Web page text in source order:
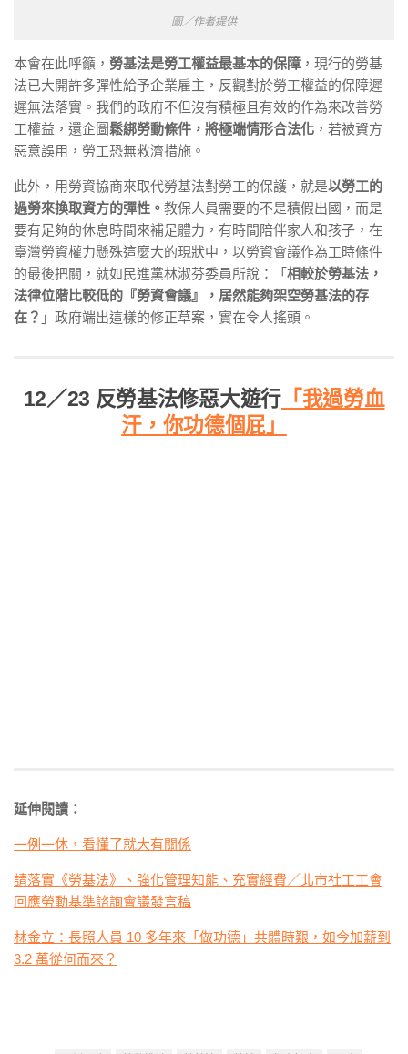
圖／作者提供
本會在此呼籲， 勞基法是勞工權益最基本的保障 ，現行的勞基
法已大開許多彈性給予企業雇主，反觀對於勞工權益的保障遲
遲無法落實。我們的政府不但沒有積極且有效的作為來改善勞
工權益，還企圖 鬆綁勞動條件，將極端情形合法化 ，若被資方
惡意誤用，勞工恐無救濟措施。
此外，用勞資協商來取代勞基法對勞工的保護，就是以勞工的
過勞來換取資方的彈性。 教保人員需要的不是積假出國，而是
要有足夠的休息時間來補足體力，有時間陪伴家人和孩子，在
臺灣勞資權力懸殊這麼大的現狀中，以勞資會議作為工時條件
的最後把關，就如民進黨林淑芬委員所說：「 相較於勞基法，
法律位階比較低的『勞資會議』，居然能夠架空勞基法的存
在？ 」政府端出這樣的修正草案，實在令人搖頭。
12／23 反勞基法修惡大遊行 「我過勞血
汗，你功德個屁」
延伸閱讀：
一例一休，看懂了就大有關係
請落實《勞基法》、強化管理知能、充實經費／北市社工工會
回應勞動基準諮詢會議發言稿
林金立：長照人員 10 多年來「做功德」共體時艱，如今加薪到
3.2 萬從何而來？